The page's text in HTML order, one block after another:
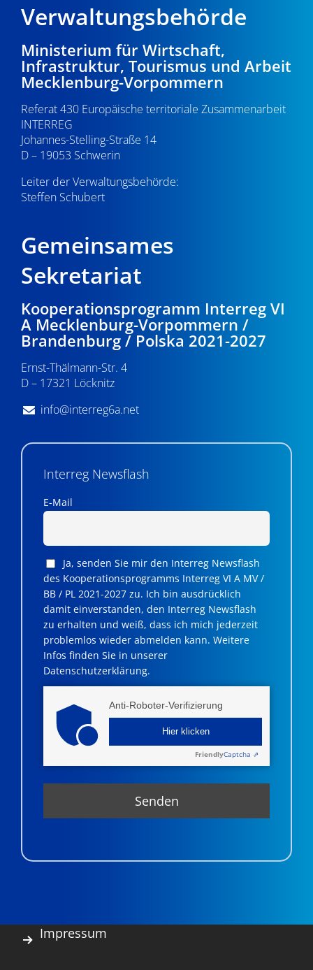
Verwaltungsbehörde
Ministerium für Wirtschaft,
Infrastruktur, Tourismus und Arbeit
Mecklenburg-Vorpommern
Referat 430 Europäische territoriale Zusammenarbeit
INTERREG
Johannes-Stelling-Straße 14
D – 19053 Schwerin
Leiter der Verwaltungsbehörde:
Steffen Schubert
Gemeinsames
Sekretariat
Kooperationsprogramm Interreg VI
A Mecklenburg-Vorpommern /
Brandenburg / Polska 2021-2027
Ernst-Thälmann-Str. 4
D – 17321 Löcknitz
info@interreg6a.net
Interreg Newsflash
E-Mail
Ja, senden Sie mir den Interreg Newsflash
des Kooperationsprogramms Interreg VI A MV /
BB / PL 2021-2027 zu. Ich bin ausdrücklich
damit einverstanden, den Interreg Newsflash
zu erhalten und weiß, dass ich mich jederzeit
problemlos wieder abmelden kann. Weitere
Infos finden Sie in unserer
Datenschutzerklärung.
Anti-Roboter-Verifizierung
Hier klicken
FriendlyCaptcha ⇗
Impressum